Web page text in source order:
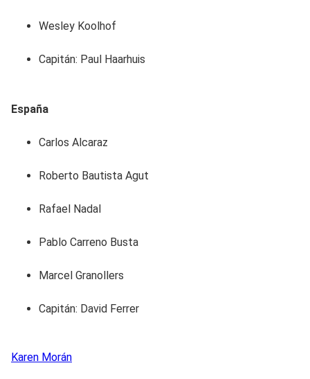
Wesley Koolhof
Capitán: Paul Haarhuis
España
Carlos Alcaraz
Roberto Bautista Agut
Rafael Nadal
Pablo Carreno Busta
Marcel Granollers
Capitán: David Ferrer
Karen Morán